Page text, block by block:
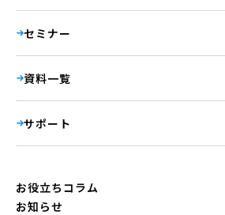
セミナー
資料一覧
サポート
お役立ちコラム
お知らせ